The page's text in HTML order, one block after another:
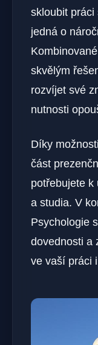
skloubit práci
jedná o
skvělým
rozvíjet své
nutnosti
Díky
část
potřebujete k
a studia. V
Psychologie
dovednosti a
ve vaší práci